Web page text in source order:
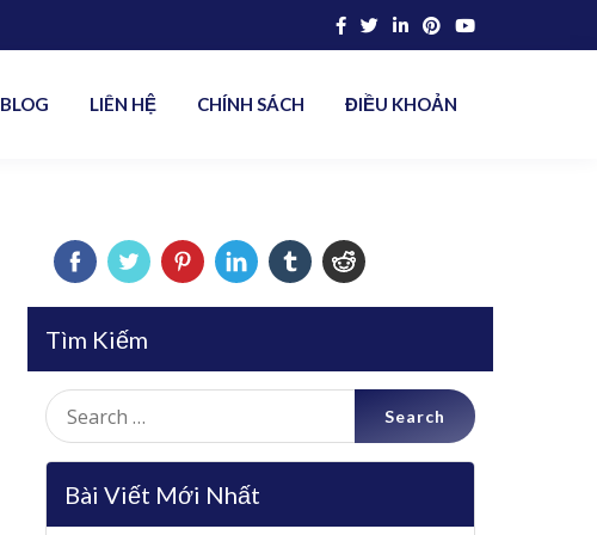
BLOG LIÊN HỆ CHÍNH SÁCH ĐIỀU KHOẢN
Tìm Kiếm
Search
for:
Bài Viết Mới Nhất